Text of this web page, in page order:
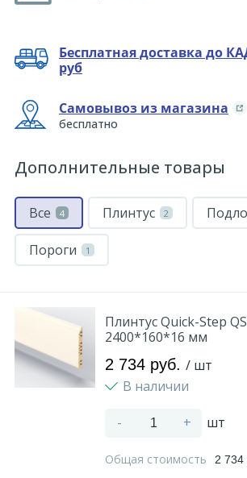
Бесплатная доставка до
руб
Самовывоз из магазина
бесплатно
Дополнительные товары
Все 4 Плинтус 2
Пороги 1
Плинтус Quick-Step
2400*160*16 мм
2 734 руб. / шт
В наличии
- + шт
Общая стоимость 2 734